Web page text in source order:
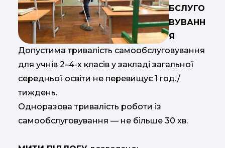
БСЛУГО
ВУВАНН
Я
Допустима тривалість самообслуговування
для учнів 2–4-х класів у закладі загальної
середньої освіти не перевищує 1 год./
тиждень.
Одноразова тривалість роботи із
самообслуговування — не більше 30 хв.